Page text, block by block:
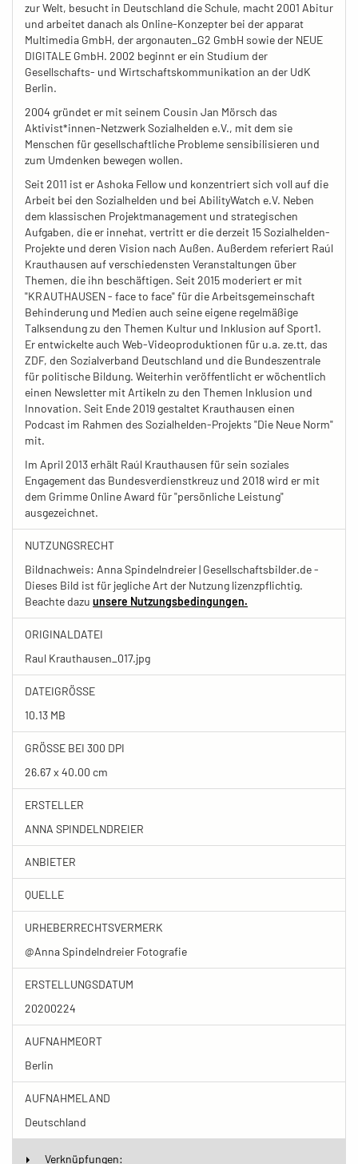
zur Welt, besucht in Deutschland die Schule, macht 2001 Abitur
und arbeitet danach als Online-Konzepter bei der apparat
Multimedia GmbH, der argonauten_G2 GmbH sowie der NEUE
DIGITALE GmbH. 2002 beginnt er ein Studium der
Gesellschafts- und Wirtschaftskommunikation an der UdK
Berlin.
2004 gründet er mit seinem Cousin Jan Mörsch das
Aktivist*innen-Netzwerk Sozialhelden e.V., mit dem sie
Menschen für gesellschaftliche Probleme sensibilisieren und
zum Umdenken bewegen wollen.
Seit 2011 ist er Ashoka Fellow und konzentriert sich voll auf die
Arbeit bei den Sozialhelden und bei AbilityWatch e.V. Neben
dem klassischen Projektmanagement und strategischen
Aufgaben, die er innehat, vertritt er die derzeit 15 Sozialhelden-
Projekte und deren Vision nach Außen. Außerdem referiert Raúl
Krauthausen auf verschiedensten Veranstaltungen über
Themen, die ihn beschäftigen. Seit 2015 moderiert er mit
"KRAUTHAUSEN - face to face" für die Arbeitsgemeinschaft
Behinderung und Medien auch seine eigene regelmäßige
Talksendung zu den Themen Kultur und Inklusion auf Sport1.
Er entwickelte auch Web-Videoproduktionen für u.a. ze.tt, das
ZDF, den Sozialverband Deutschland und die Bundeszentrale
für politische Bildung. Weiterhin veröffentlicht er wöchentlich
einen Newsletter mit Artikeln zu den Themen Inklusion und
Innovation. Seit Ende 2019 gestaltet Krauthausen einen
Podcast im Rahmen des Sozialhelden-Projekts "Die Neue Norm"
mit.
Im April 2013 erhält Raúl Krauthausen für sein soziales
Engagement das Bundesverdienstkreuz und 2018 wird er mit
dem Grimme Online Award für "persönliche Leistung"
ausgezeichnet.
NUTZUNGSRECHT
Bildnachweis: Anna Spindelndreier | Gesellschaftsbilder.de -
Dieses Bild ist für jegliche Art der Nutzung lizenzpflichtig.
Beachte dazu unsere Nutzungsbedingungen.
ORIGINALDATEI
Raul Krauthausen_017.jpg
DATEIGRÖSSE
10.13 MB
GRÖSSE BEI 300 DPI
26.67 x 40.00 cm
ERSTELLER
ANNA SPINDELNDREIER
ANBIETER
QUELLE
URHEBERRECHTSVERMERK
@Anna Spindelndreier Fotografie
ERSTELLUNGSDATUM
20200224
AUFNAHMEORT
Berlin
AUFNAHMELAND
Deutschland
Verknüpfungen: